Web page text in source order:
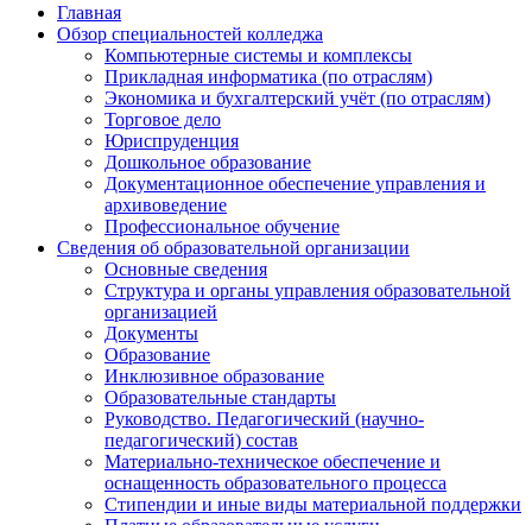
Главная
Обзор специальностей колледжа
Компьютерные системы и комплексы
Прикладная информатика (по отраслям)
Экономика и бухгалтерский учёт (по отраслям)
Торговое дело
Юриспруденция
Дошкольное образование
Документационное обеспечение управления и
архивоведение
Профессиональное обучение
Сведения об образовательной организации
Основные сведения
Структура и органы управления образовательной
организацией
Документы
Образование
Инклюзивное образование
Образовательные стандарты
Руководство. Педагогический (научно-
педагогический) состав
Материально-техническое обеспечение и
оснащенность образовательного процесса
Стипендии и иные виды материальной поддержки